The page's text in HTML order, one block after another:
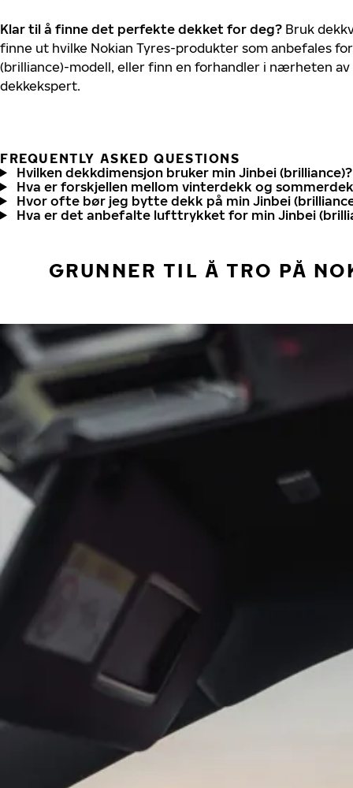
Klar til å finne det perfekte dekket for deg? Bruk
finne ut hvilke Nokian Tyres-produkter som anbefales
(brilliance)-modell, eller finn en forhandler i nærheten av
dekkekspert.
FREQUENTLY ASKED QUESTIONS
Hvilken dekkdimensjon bruker min Jinbei (brilliance)?
Hva er forskjellen mellom vinterdekk og
Hvor ofte bør jeg bytte dekk på min Jinbei
Hva er det anbefalte lufttrykket for min Jinbei
GRUNNER TIL Å TRO PÅ